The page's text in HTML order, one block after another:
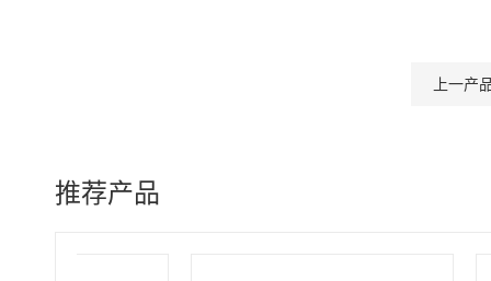
上一产
推荐产品